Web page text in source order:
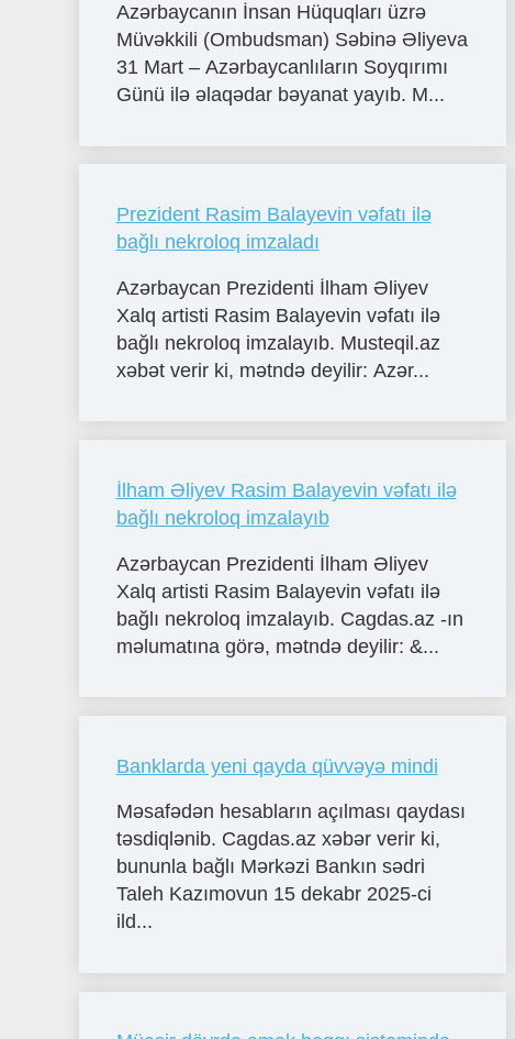
Azərbaycanın İnsan Hüquqları üzrə
Müvəkkili (Ombudsman) Səbinə Əliyeva
31 Mart – Azərbaycanlıların Soyqırımı
Günü ilə əlaqədar bəyanat yayıb. M...
Prezident Rasim Balayevin vəfatı ilə
bağlı nekroloq imzaladı
Azərbaycan Prezidenti İlham Əliyev
Xalq artisti Rasim Balayevin vəfatı ilə
bağlı nekroloq imzalayıb. Musteqil.az
xəbət verir ki, mətndə deyilir: Azər...
İlham Əliyev Rasim Balayevin vəfatı ilə
bağlı nekroloq imzalayıb
Azərbaycan Prezidenti İlham Əliyev
Xalq artisti Rasim Balayevin vəfatı ilə
bağlı nekroloq imzalayıb. Cagdas.az -ın
məlumatına görə, mətndə deyilir: &...
Banklarda yeni qayda qüvvəyə mindi
Məsafədən hesabların açılması qaydası
təsdiqlənib. Cagdas.az xəbər verir ki,
bununla bağlı Mərkəzi Bankın sədri
Taleh Kazımovun 15 dekabr 2025-ci
ild...